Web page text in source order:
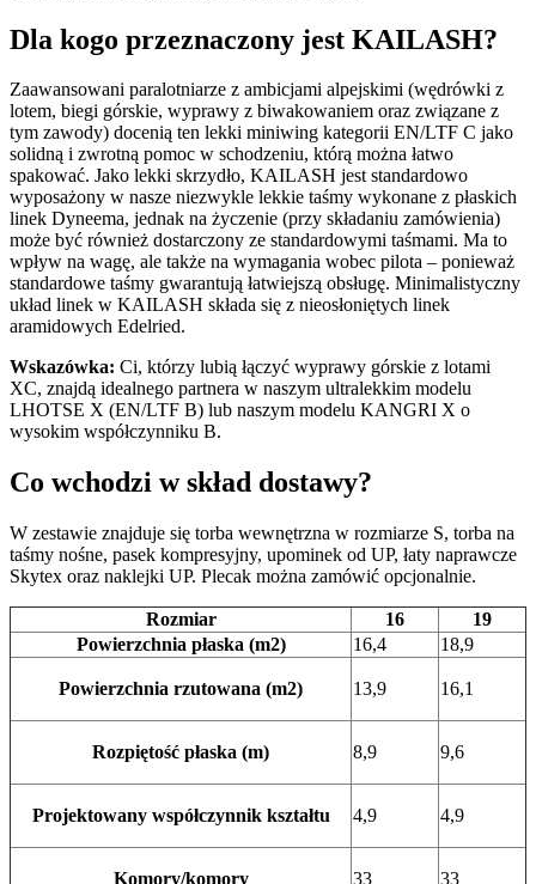
Dla kogo przeznaczony jest KAILASH?
Zaawansowani paralotniarze z ambicjami alpejskimi (wędrówki z
lotem, biegi górskie, wyprawy z biwakowaniem oraz związane z
tym zawody) docenią ten lekki miniwing kategorii EN/LTF C jako
solidną i zwrotną pomoc w schodzeniu, którą można łatwo
spakować. Jako lekki skrzydło, KAILASH jest standardowo
wyposażony w nasze niezwykle lekkie taśmy wykonane z płaskich
linek Dyneema, jednak na życzenie (przy składaniu zamówienia)
może być również dostarczony ze standardowymi taśmami. Ma to
wpływ na wagę, ale także na wymagania wobec pilota – ponieważ
standardowe taśmy gwarantują łatwiejszą obsługę. Minimalistyczny
układ linek w KAILASH składa się z nieosłoniętych linek
aramidowych Edelried.
Wskazówka: Ci, którzy lubią łączyć wyprawy górskie z lotami
XC, znajdą idealnego partnera w naszym ultralekkim modelu
LHOTSE X (EN/LTF B) lub naszym modelu KANGRI X o
wysokim współczynniku B.
Co wchodzi w skład dostawy?
W zestawie znajduje się torba wewnętrzna w rozmiarze S, torba na
taśmy nośne, pasek kompresyjny, upominek od UP, łaty naprawcze
Skytex oraz naklejki UP. Plecak można zamówić opcjonalnie.
Rozmiar 16
19
Powierzchnia płaska (m2)
16,4 18,9
Powierzchnia rzutowana (m2) 13,9 16,1
Rozpiętość płaska (m) 8,9 9,6
Projektowany współczynnik kształtu 4,9 4,9
Komory/komory 33 33